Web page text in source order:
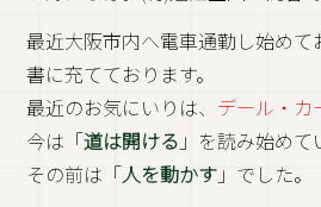
最近大阪市内へ電車通勤し始め
書に充てております。
最近のお気にいりは、 デール・カ
今は「道は開ける 」を読み始めて
その前は「人を動かす 」でした。